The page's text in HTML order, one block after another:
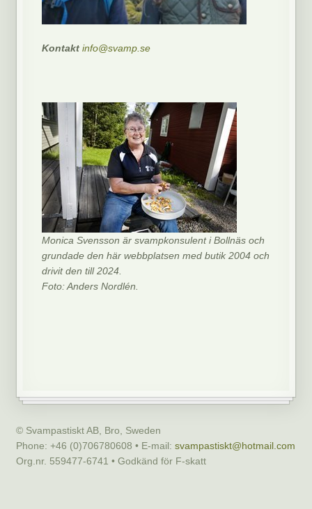
Kontaktinfo@svamp.se
Monica Svensson är svampkonsulent i Bollnäs och
grundade den här webbplatsen med butik 2004 och
drivit den till 2024.
Foto: Anders Nordlén.
© Svampastiskt AB, Bro, Sweden
Phone: +46 (0)706780608 • E-mail: svampastiskt@hotmail.com
Org.nr. 559477-6741 • Godkänd för F-skatt